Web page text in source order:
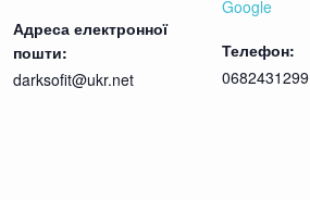
Адреса електронної
пошти:
darksofit@ukr.net
Google
Телефон:
0682431299